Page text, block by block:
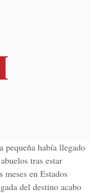
pequeña había llegado
tras estar
meses en Estados
del destino acabo